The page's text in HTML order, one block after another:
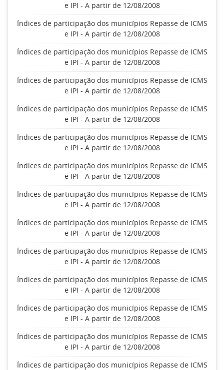
e IPI - A partir de 12/08/2008
Índices de participação dos municípios Repasse de ICMS
e IPI - A partir de 12/08/2008
Índices de participação dos municípios Repasse de ICMS
e IPI - A partir de 12/08/2008
Índices de participação dos municípios Repasse de ICMS
e IPI - A partir de 12/08/2008
Índices de participação dos municípios Repasse de ICMS
e IPI - A partir de 12/08/2008
Índices de participação dos municípios Repasse de ICMS
e IPI - A partir de 12/08/2008
Índices de participação dos municípios Repasse de ICMS
e IPI - A partir de 12/08/2008
Índices de participação dos municípios Repasse de ICMS
e IPI - A partir de 12/08/2008
Índices de participação dos municípios Repasse de ICMS
e IPI - A partir de 12/08/2008
Índices de participação dos municípios Repasse de ICMS
e IPI - A partir de 12/08/2008
Índices de participação dos municípios Repasse de ICMS
e IPI - A partir de 12/08/2008
Índices de participação dos municípios Repasse de ICMS
e IPI - A partir de 12/08/2008
Índices de participação dos municípios Repasse de ICMS
e IPI - A partir de 12/08/2008
Índices de participação dos municípios Repasse de ICMS